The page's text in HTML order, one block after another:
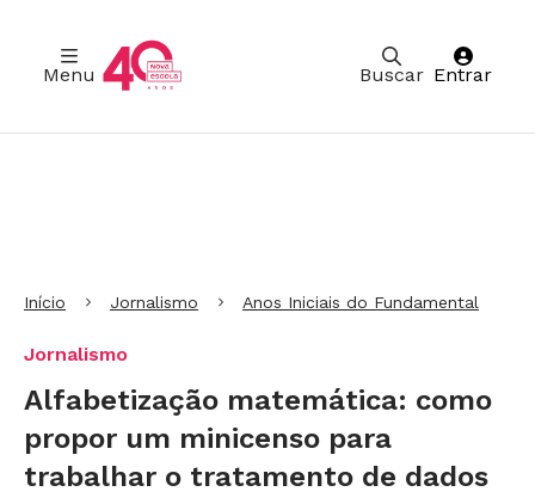
Buscar
Menu Entrar
Início Jornalismo Anos Iniciais do Fundamental
Jornalismo
Alfabetização matemática: como
propor um minicenso para
trabalhar o tratamento de dados